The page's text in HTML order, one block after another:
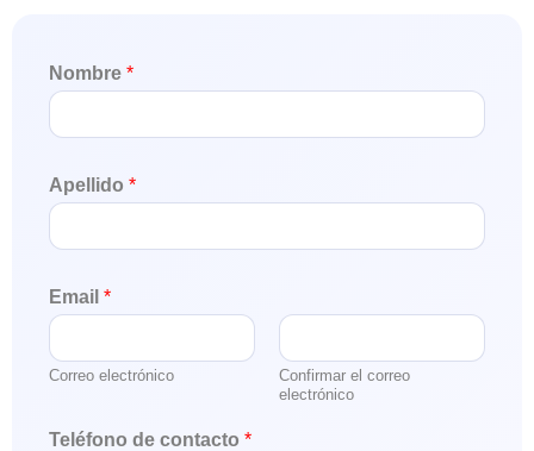
Nombre *
Apellido *
Email *
Correo electrónico
Confirmar el correo
electrónico
Teléfono de contacto *